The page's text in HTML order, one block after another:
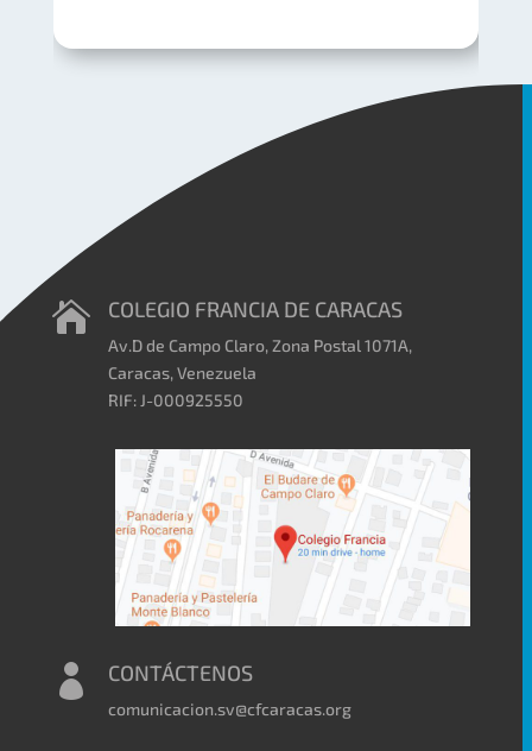
 COLEGIO FRANCIA DE CARACAS
Av.D de Campo Claro, Zona Postal 1071A,
Caracas, Venezuela
RIF: J-000925550
 CONTÁCTENOS
comunicacion.sv@cfcaracas.org